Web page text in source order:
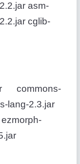
asm-
cglib-
commons-
lang-2.3.jar